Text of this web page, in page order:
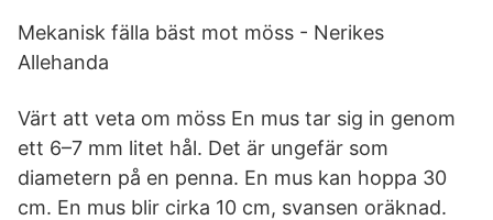
Mekanisk fälla bäst mot möss - Nerikes
Allehanda
Värt att veta om möss En mus tar sig in genom
ett 6–7 mm litet hål. Det är ungefär som
diametern på en penna. En mus kan hoppa 30
cm. En mus blir cirka 10 cm, svansen oräknad.